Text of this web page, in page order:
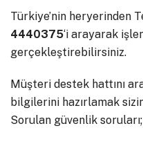
Türkiye’nin heryerinden
4440375‘i arayarak
gerçekleştirebilirsiniz.
Müşteri destek hattını
bilgilerini hazırlamak
Sorulan güvenlik soruları;